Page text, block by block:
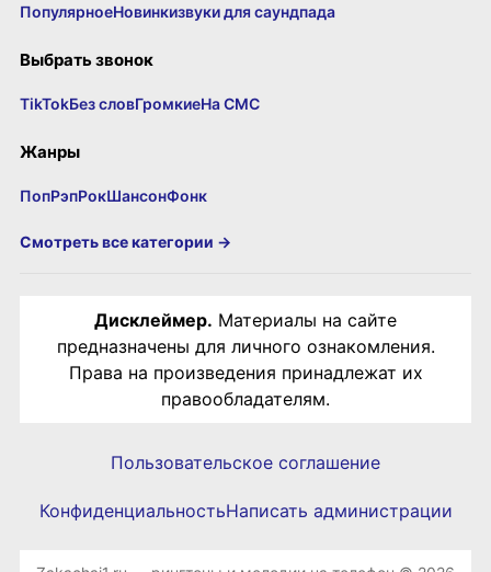
ПопулярноеНовинкизвуки для саундпада
Выбрать звонок
TikTokБез словГромкиеНа СМС
Жанры
ПопРэпРокШансонФонк
Смотреть все категории →
Дисклеймер. Материалы на сайте
предназначены для личного ознакомления.
Права на произведения принадлежат их
правообладателям.
Пользовательское соглашение
КонфиденциальностьНаписать администрации